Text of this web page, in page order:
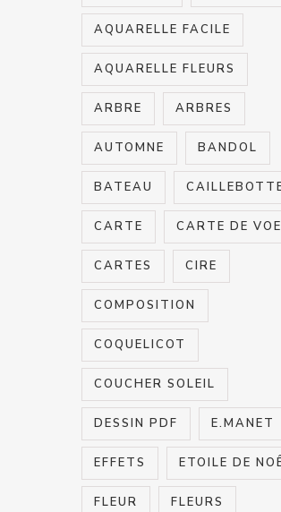
AQUARELLE FACILE
AQUARELLE FLEURS
ARBRE ARBRES
AUTOMNE BANDOL
BATEAU
CARTE CARTE DE
CARTES CIRE
COMPOSITION
COQUELICOT
COUCHER SOLEIL
DESSIN PDF E.MANET
EFFETS ETOILE DE
FLEUR FLEURS